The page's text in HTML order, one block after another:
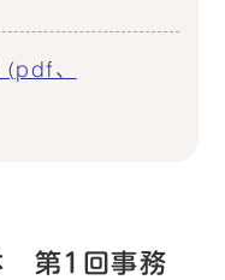
(pdf、
第1回事務